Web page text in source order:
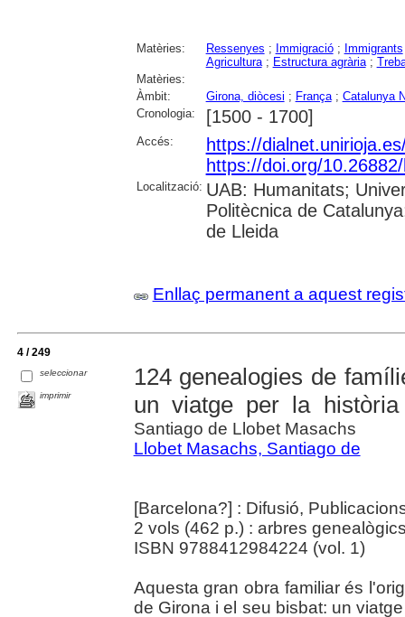
Matèries: Ressenyes ; Immigració; Immigrants
Agricultura; Estructura agrària;
Matèries:
Àmbit:
Girona, diòcesi ; França; Catalunya
Cronologia:
[1500 - 1700]
Accés:
https://
https://doi.org/
Localització: UAB: Humanitats;
Politècnica de
de Lleida
Enllaç permanent a aquest
4 / 249
seleccionar
imprimir
124 genealogies de
un viatge per la
Santiago de Llobet Masachs
Llobet Masachs, Santiago de
[Barcelona?] : Difusió,
2 vols (462 p.) : arbres
ISBN 9788412984224 (vol. 1)
Aquesta gran obra familiar és
de Girona i el seu bisbat: un